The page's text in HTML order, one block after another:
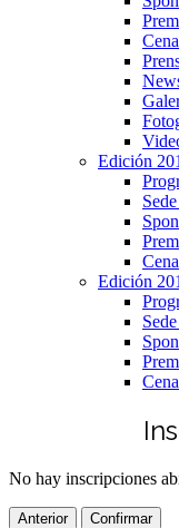
Edición
Edición
No hay inscripciones
Anterior Confirmar